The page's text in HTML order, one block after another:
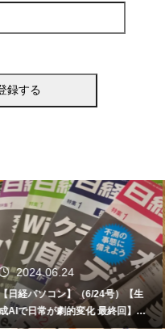
2024.06.12
【書籍】ゼロからはじめる なるほ
ど！Copilot活用術（技術評論社）